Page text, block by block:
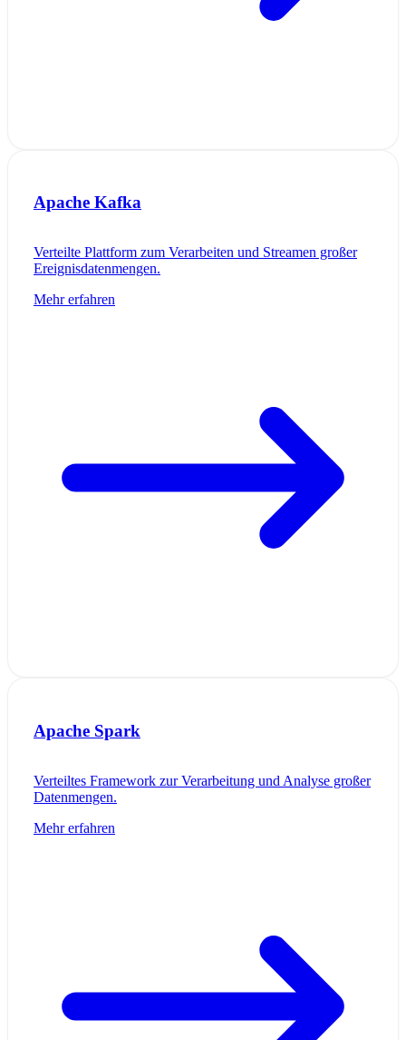
Apache Kafka
Verteilte Plattform zum Verarbeiten und Streamen großer
Ereignisdatenmengen.
Mehr erfahren
Apache Spark
Verteiltes Framework zur Verarbeitung und Analyse großer
Datenmengen.
Mehr erfahren